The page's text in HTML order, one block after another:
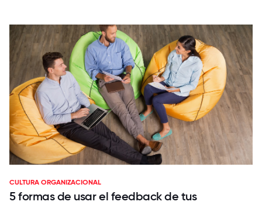
CULTURA ORGANIZACIONAL
5 formas de usar el feedback de tus